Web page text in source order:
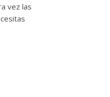
vez las